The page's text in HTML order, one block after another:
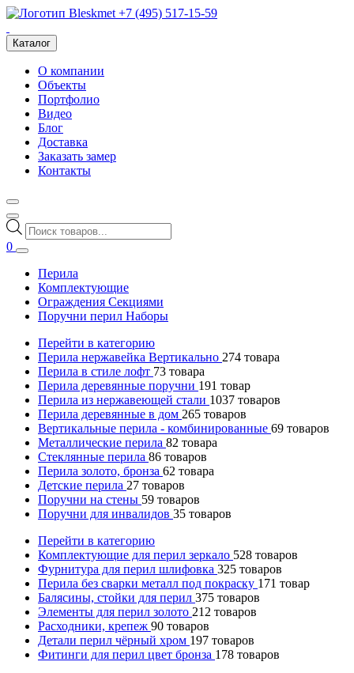
+7 (495) 517-15-59
Каталог
О компании
Объекты
Портфолио
Видео
Блог
Доставка
Заказать замер
Контакты
Поиск
товаров
0
Перила
Комплектующие
Ограждения Секциями
Поручни перил Наборы
Перейти в категорию
Перила нержавейка Вертикально 274 товара
Перила в стиле лофт 73 товара
Перила деревянные поручни 191 товар
Перила из нержавеющей стали 1037 товаров
Перила деревянные в дом 265 товаров
Вертикальные перила - комбинированные 69 товаров
Металлические перила 82 товара
Стеклянные перила 86 товаров
Перила золото, бронза 62 товара
Детские перила 27 товаров
Поручни на стены 59 товаров
Поручни для инвалидов 35 товаров
Перейти в категорию
Комплектующие для перил зеркало 528 товаров
Фурнитура для перил шлифовка 325 товаров
Перила без сварки металл под покраску 171 товар
Балясины, стойки для перил 375 товаров
Элементы для перил золото 212 товаров
Расходники, крепеж 90 товаров
Детали перил чёрный хром 197 товаров
Фитинги для перил цвет бронза 178 товаров